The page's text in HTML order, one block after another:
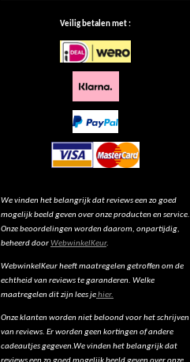
Veilig betalen met :
We vinden het belangrijk dat reviews een zo goed
mogelijk beeld geven over onze producten en service.
Onze beoordelingen worden daarom, onpartijdig,
beheerd doorWebwinkelKeur.
WebwinkelKeur heeft maatregelen getroffen om de
echtheid van reviews te garanderen. Welke
maatregelen dit zijn lees jehier.
Onze klanten worden niet beloond voor het schrijven
van reviews. Er worden geen kortingen of andere
cadeautjes gegeven.We vinden het belangrijk dat